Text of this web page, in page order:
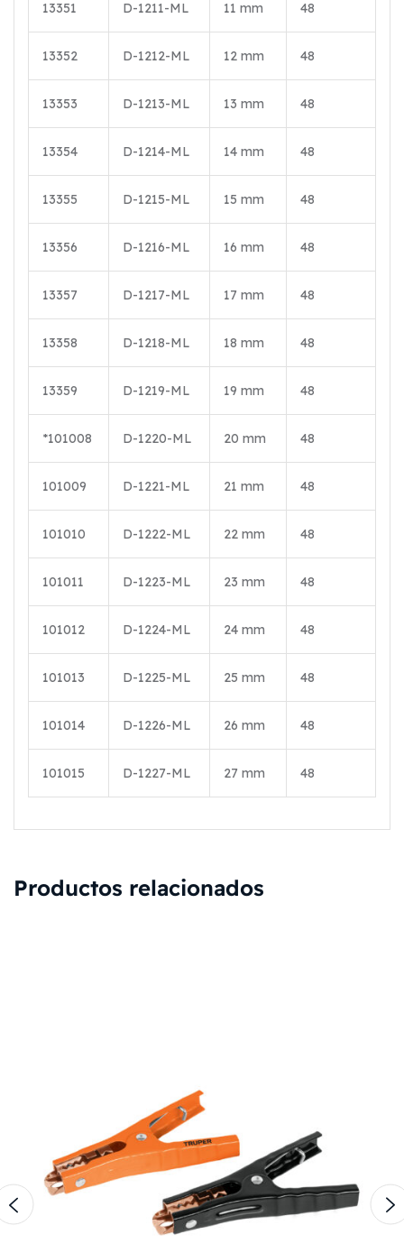
13351 D-1211-ML 11 mm 48
13352 D-1212-ML 12 mm 48
13353 D-1213-ML 13 mm 48
13354 D-1214-ML 14 mm 48
13355 D-1215-ML 15 mm 48
13356 D-1216-ML 16 mm 48
13357 D-1217-ML 17 mm 48
13358 D-1218-ML 18 mm 48
13359 D-1219-ML 19 mm 48
*101008 D-1220-ML 20 mm 48
101009 D-1221-ML 21 mm 48
101010 D-1222-ML 22 mm 48
101011 D-1223-ML 23 mm 48
101012 D-1224-ML 24 mm 48
101013 D-1225-ML 25 mm 48
101014 D-1226-ML 26 mm 48
101015 D-1227-ML 27 mm 48
Productos relacionados